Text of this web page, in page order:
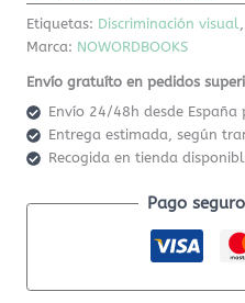
Etiquetas: Discriminación visual,
Marca: NOWORDBOOKS
Envío gratuíto en pedidos
Envío 24/48h desde España
Entrega estimada, según
Recogida en tienda
Pago